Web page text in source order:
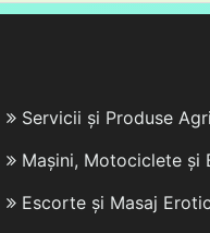
Servicii și Produse
Mașini, Motociclete și
Escorte și Masaj Erotic